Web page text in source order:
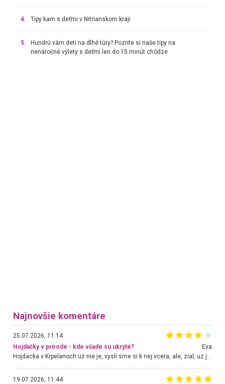
4. Tipy kam s deťmi v Nitrianskom kraji
5.
Hundrú vám deti na dlhé túry? Pozrite si naše tipy na
nenáročné výlety s deťmi len do 15 minút chôdze
Najnovšie komentáre
25.07.2026, 11:14
Hojdačky v prírode - kde všade sú ukryté?
Eva
Hojdacka v Krpelanoch uz nie je, vysli sme si k nej vcera, ale, zial, uz je znicena. Ak sem planujete cestu len kvoli hojdacke, mozete si ju usetrit. Krasny vyhlad je tu vsak aj bez hojdacky :-)
19.07.2026, 11:44